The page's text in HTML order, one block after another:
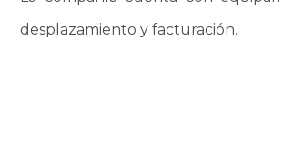
desplazamiento y facturación.